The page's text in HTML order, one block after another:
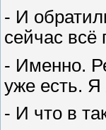
- И
сейчас всё
- Именно.
уже есть.
- И что в